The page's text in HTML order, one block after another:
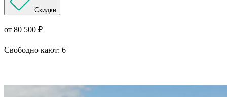
Скидки
от 80 500 ₽
Свободно кают: 6